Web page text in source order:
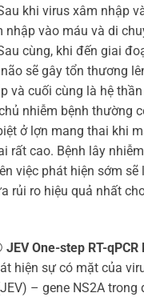
khi virus xâm nhập
nhập vào máu và di
cùng, khi đến giai
sẽ gây tổn thương
và cuối cùng là hệ
nhiễm bệnh thường
ở lợn mang thai khi
rất cao. Bệnh lây
việc phát hiện sớm sẽ
rủi ro hiệu quả nhất
JEV One-step RT-qPCR
hiện sự có mặt của
– gene NS2A trong